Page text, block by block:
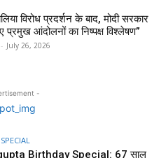
विरोध प्रदर्शन के बाद, मोदी सरकार
प्रमुख आंदोलनों का निष्पक्ष विश्लेषण”
- July 26, 2026
-
Birthday Special: 67 साल